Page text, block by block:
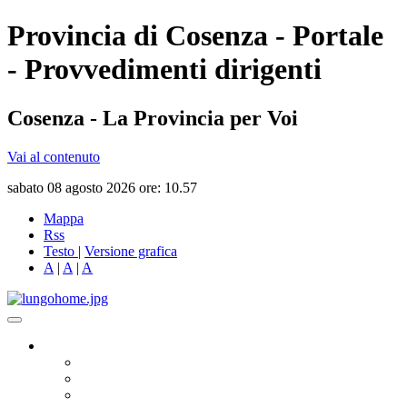
Provincia di Cosenza - Portale
- Provvedimenti dirigenti
Cosenza - La Provincia per Voi
Vai al contenuto
sabato 08 agosto 2026 ore: 10.57
Mappa
Rss
Testo | Versione grafica
A | A | A